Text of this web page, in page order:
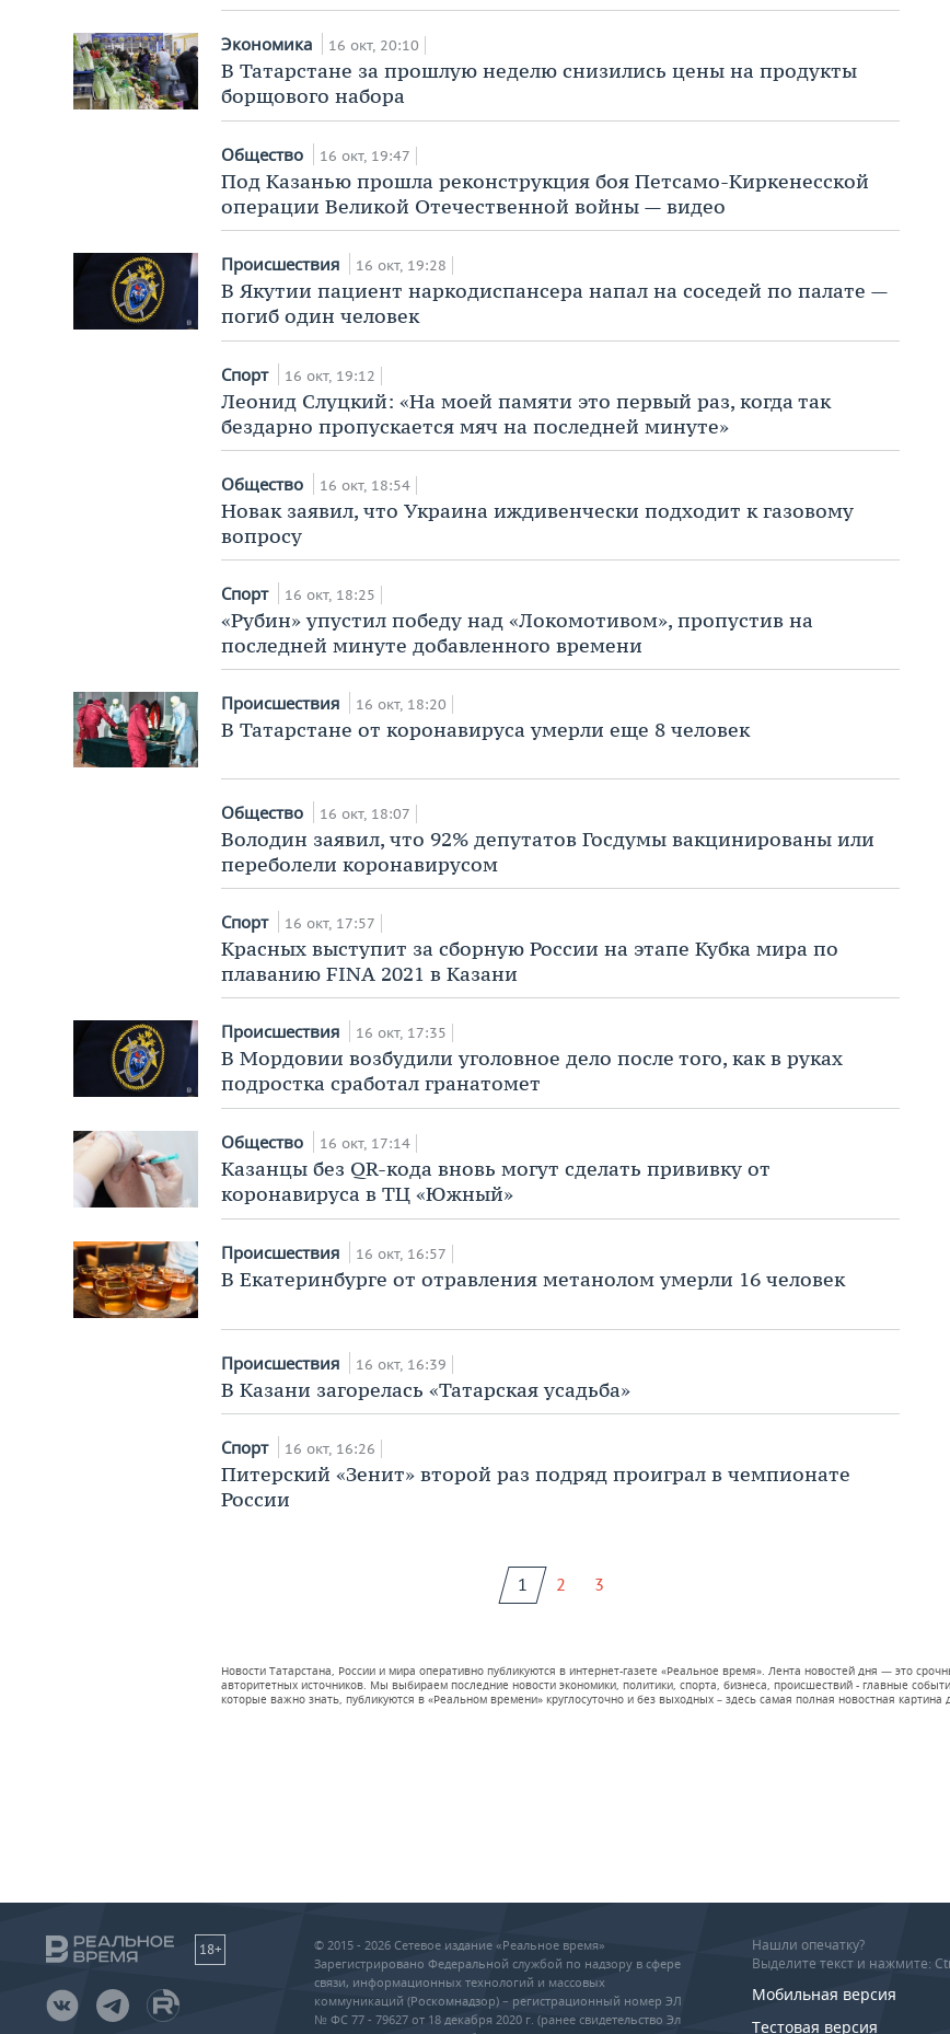
Экономика 16 окт, 20:10
В Татарстане за прошлую неделю снизились цены на продукты
борщового набора
Общество 16 окт, 19:47
Под Казанью прошла реконструкция боя Петсамо-Киркенесской
операции Великой Отечественной войны — видео
Происшествия 16 окт, 19:28
В Якутии пациент наркодиспансера напал на соседей по палате —
погиб один человек
Спорт 16 окт, 19:12
Леонид Слуцкий: «На моей памяти это первый раз, когда так
бездарно пропускается мяч на последней минуте»
Общество 16 окт, 18:54
Новак заявил, что Украина иждивенчески подходит к газовому
вопросу
Спорт 16 окт, 18:25
«Рубин» упустил победу над «Локомотивом», пропустив на
последней минуте добавленного времени
Происшествия 16 окт, 18:20
В Татарстане от коронавируса умерли еще 8 человек
Общество 16 окт, 18:07
Володин заявил, что 92% депутатов Госдумы вакцинированы или
переболели коронавирусом
Спорт 16 окт, 17:57
Красных выступит за сборную России на этапе Кубка мира по
плаванию FINA 2021 в Казани
Происшествия 16 окт, 17:35
В Мордовии возбудили уголовное дело после того, как в руках
подростка сработал гранатомет
Общество 16 окт, 17:14
Казанцы без QR-кода вновь могут сделать прививку от
коронавируса в ТЦ «Южный»
Происшествия 16 окт, 16:57
В Екатеринбурге от отравления метанолом умерли 16 человек
Происшествия 16 окт, 16:39
В Казани загорелась «Татарская усадьба»
Спорт 16 окт, 16:26
Питерский «Зенит» второй раз подряд проиграл в чемпионате
России
1 2 3
Новости Татарстана, России и мира оперативно публикуются в интернет-газете «Реальное время». Лента новостей дня — это
авторитетных источников. Мы выбираем последние новости экономики, политики, спорта, бизнеса, происшествий - главные
которые важно знать, публикуются в «Реальном времени» круглосуточно и без выходных – здесь самая полная новостная картина
18+
© 2015 - 2026 Сетевое издание «Реальное время»
Зарегистрировано Федеральной службой по надзору в сфере
связи, информационных технологий и массовых
коммуникаций (Роскомнадзор) – регистрационный номер ЭЛ
№ ФС 77 - 79627 от 18 декабря 2020 г. (ранее свидетельство Эл
Нашли опечатку?
Выделите текст и нажмите:
Мобильная версия
Тестовая версия